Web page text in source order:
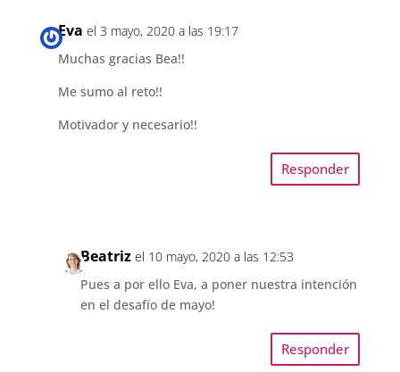
Eva el 3 mayo, 2020 a las 19:17
Muchas gracias Bea!!
Me sumo al reto!!
Motivador y necesario!!
Responder
Beatriz el 10 mayo, 2020 a las 12:53
Pues a por ello Eva, a poner nuestra intención
en el desafío de mayo!
Responder